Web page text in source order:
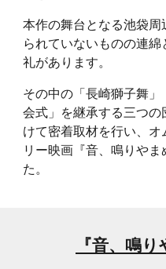
本作の舞台となる池袋
られていないものの連
礼があります。
その中の「長崎獅子舞
会式」を継承する三つ
けて密着取材を行い、
リー映画『音、鳴りや
た。
『音、鳴